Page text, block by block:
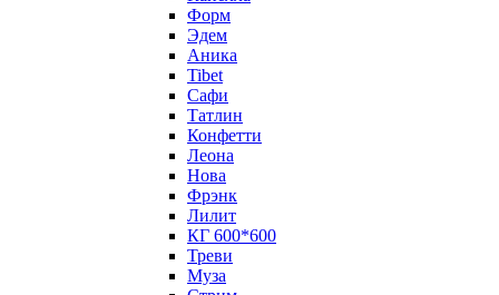
Форм
Эдем
Аника
Tibet
Сафи
Татлин
Конфетти
Леона
Нова
Фрэнк
Лилит
КГ 600*600
Треви
Муза